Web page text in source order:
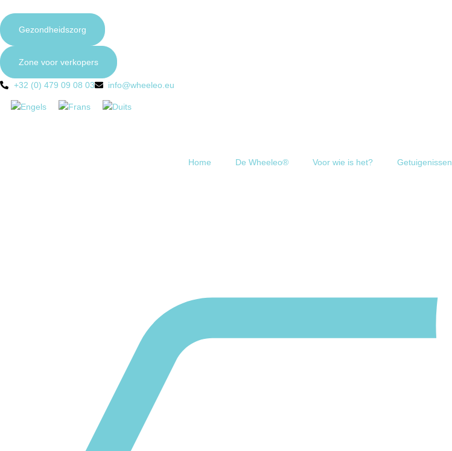
Gezondheidszorg
Zone voor verkopers
+32 (0) 479 09 08 03 info@wheeleo.eu
Home De Wheeleo® Voor wie is het? Getuigenissen